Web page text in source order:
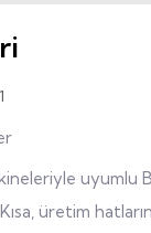
uyumlu
üretim